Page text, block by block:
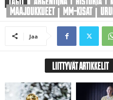
MAAJOUKKUEET
MM-KISAT
Jaa
LIITTYVÄT ARTIKKELIT